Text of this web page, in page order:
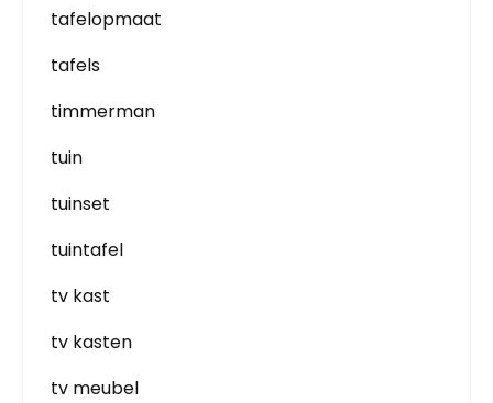
tafelopmaat
tafels
timmerman
tuin
tuinset
tuintafel
tv kast
tv kasten
tv meubel